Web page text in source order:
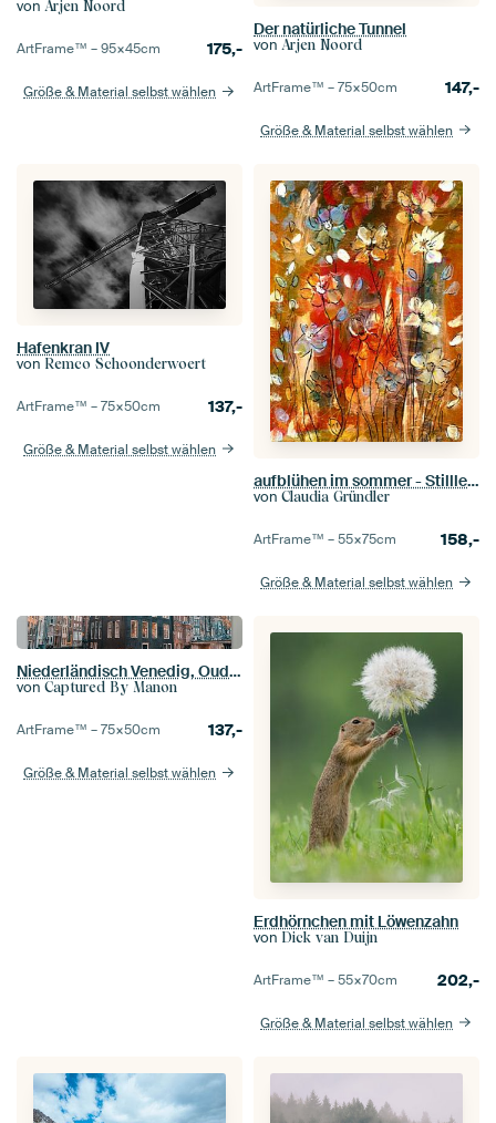
von Arjen Noord
ArtFrame™ –95×45cm 175,-
Größe & Material selbst wählen
Der natürliche Tunnel
von Arjen Noord
ArtFrame™ –75×50cm 147,-
Größe & Material selbst wählen
Hafenkran IV
von Remco Schoonderwoert
ArtFrame™ –75×50cm 137,-
Größe & Material selbst wählen
aufblühen im sommer - Stillleben - bloei in de zomer
von Claudia Gründler
ArtFrame™ –55×75cm 158,-
Größe & Material selbst wählen
Niederländisch Venedig, Oudezijds Voorburgwal
von Captured By Manon
ArtFrame™ –75×50cm 137,-
Größe & Material selbst wählen
Erdhörnchen mit Löwenzahn
von Dick van Duijn
ArtFrame™ –55×70cm 202,-
Größe & Material selbst wählen